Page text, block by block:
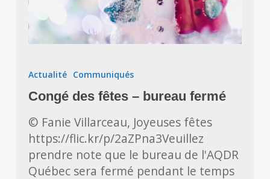
des
–
bureau
fermé
Actualité Communiqués
Congé des fêtes – bureau fermé
© Fanie Villarceau, Joyeuses fêtes
https://flic.kr/p/2aZPna3Veuillez
prendre note que le bureau de l'AQDR
Québec sera fermé pendant le temps